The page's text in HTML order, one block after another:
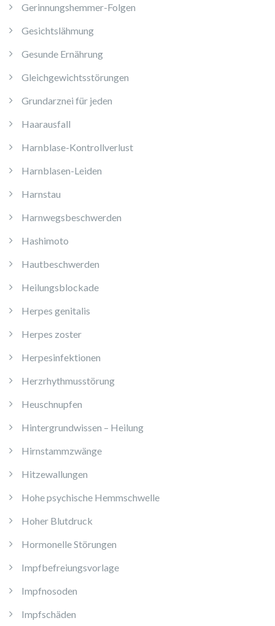
Gerinnungshemmer-Folgen
Gesichtslähmung
Gesunde Ernährung
Gleichgewichtsstörungen
Grundarznei für jeden
Haarausfall
Harnblase-Kontrollverlust
Harnblasen-Leiden
Harnstau
Harnwegsbeschwerden
Hashimoto
Hautbeschwerden
Heilungsblockade
Herpes genitalis
Herpes zoster
Herpesinfektionen
Herzrhythmusstörung
Heuschnupfen
Hintergrundwissen – Heilung
Hirnstammzwänge
Hitzewallungen
Hohe psychische Hemmschwelle
Hoher Blutdruck
Hormonelle Störungen
Impfbefreiungsvorlage
Impfnosoden
Impfschäden